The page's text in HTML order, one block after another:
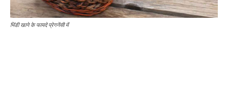
भिंडी खाने के फायदे प्रेगनेंसी में